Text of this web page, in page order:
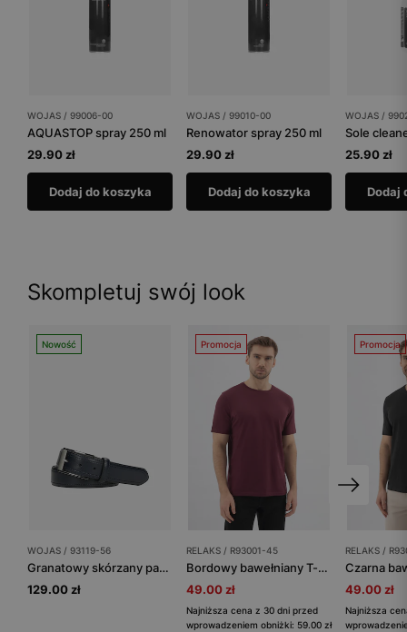
WOJAS / 99006-00
AQUASTOP spray 250 ml
29.90 zł
Dodaj do koszyka
WOJAS / 99010-00
Renowator spray 250 ml
29.90 zł
Dodaj do koszyka
WOJAS /
25.90 zł
Dodaj
Skompletuj swój look
Nowość
WOJAS / 93119-56
Granatowy skórzany pasek męski z otwartą klamrą
129.00 zł
Promocja
RELAKS / R93001-45
Bordowy bawełniany T-shirt RELAKS
49.00 zł
Najniższa cena z 30 dni przed
wprowadzeniem obniżki: 59.00 zł
Promocja
RELAKS /
49.00 zł
Najniższa